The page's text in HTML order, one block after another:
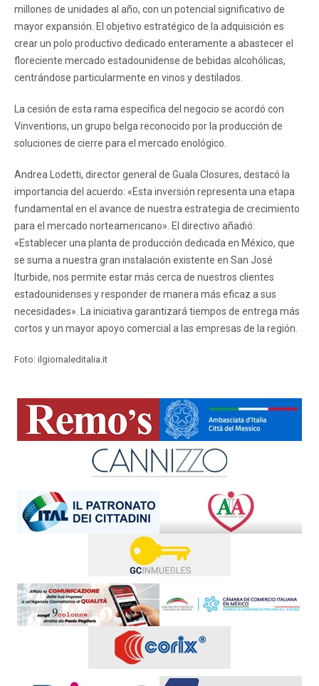
millones de unidades al año, con un potencial significativo de
mayor expansión. El objetivo estratégico de la adquisición es
crear un polo productivo dedicado enteramente a abastecer el
floreciente mercado estadounidense de bebidas alcohólicas,
centrándose particularmente en vinos y destilados.
La cesión de esta rama específica del negocio se acordó con
Vinventions, un grupo belga reconocido por la producción de
soluciones de cierre para el mercado enológico.
Andrea Lodetti, director general de Guala Closures, destacó la
importancia del acuerdo: «Esta inversión representa una etapa
fundamental en el avance de nuestra estrategia de crecimiento
para el mercado norteamericano». El directivo añadió:
«Establecer una planta de producción dedicada en México, que
se suma a nuestra gran instalación existente en San José
Iturbide, nos permite estar más cerca de nuestros clientes
estadounidenses y responder de manera más eficaz a sus
necesidades». La iniciativa garantizará tiempos de entrega más
cortos y un mayor apoyo comercial a las empresas de la región.
Foto: ilgiornaleditalia.it